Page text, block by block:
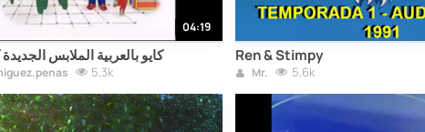
04:19
كايو بالعربية الملابس
5,3k
Ren & Stimpy
Mr. 5,6k